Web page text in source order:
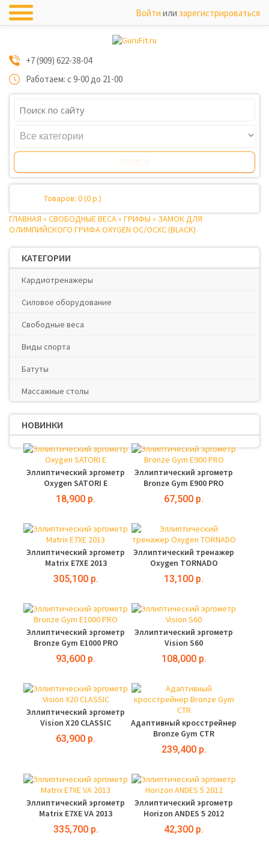
Войти или зарегистрироваться
+7 (909) 622-38-04
Работаем: с 9-00 до 21-00
Товаров: 0 (0 р.)
ГЛАВНАЯ » СВОБОДНЫЕ ВЕСА» ГРИФЫ » ЗАМОК ДЛЯ
ОЛИМПИЙСКОГО ГРИФА OXYGEN OC/OCXC (BLACK)
КАТЕГОРИИ
Кардиотренажеры
Силовое оборудование
Свободные веса
Виды спорта
Батуты
Массажные столы
НОВИНКИ
Эллиптический эргометр
Oxygen SATORI E
18,900 р.
Эллиптический эргометр
Bronze Gym E900 PRO
67,500 р.
Эллиптический эргометр
Matrix E7XE 2013
305,100 р.
Эллиптический тренажер
Oxygen TORNADO
13,100 р.
Эллиптический эргометр
Bronze Gym E1000 PRO
93,600 р.
Эллиптический эргометр
Vision S60
108,000 р.
Эллиптический эргометр
Vision X20 CLASSIC
63,900 р.
Адаптивный кросстрейнер
Bronze Gym CTR
239,400 р.
Эллиптический эргометр
Matrix E7XE VA 2013
335,700 р.
Эллиптический эргометр
Horizon ANDES 5 2012
42,300 р.